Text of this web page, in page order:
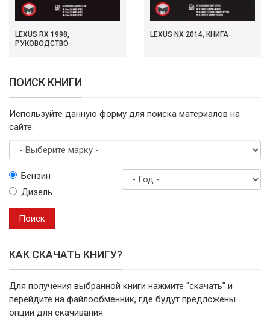
LEXUS RX 1998,
РУКОВОДСТВО
LEXUS NX 2014, КНИГА
ПОИСК КНИГИ
Используйте данную форму для поиска материалов на
сайте:
маркуБензин
Дизель
Поиск
КАК СКАЧАТЬ КНИГУ?
Для получения выбранной книги нажмите "скачать" и
перейдите на файлообменник, где будут предложены
опции для скачивания.